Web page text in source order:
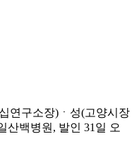
연구소장)ㆍ성(고양시장
산백병원, 발인 31일 오